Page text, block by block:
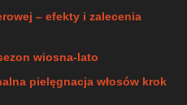
– efekty i zalecenia
wiosna-lato
pielęgnacja włosów krok